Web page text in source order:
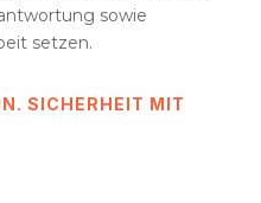
sowie
setzen.
SICHERHEIT MIT